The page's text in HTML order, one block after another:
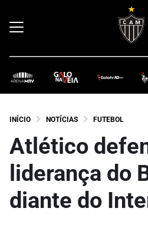
INÍCIO NOTÍCIAS FUTEBOL
Atlético
liderança do
diante do